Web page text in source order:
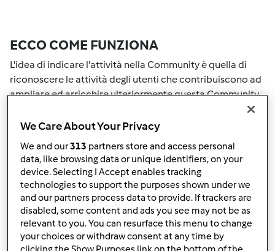
ECCO COME FUNZIONA
L'idea di indicare l'attività nella Community è quella di
riconoscere le attività degli utenti che contribuiscono ad
ampliare ed arricchire ulteriormente questa Community.
ricompensate con dei punti. Con il raggiungimento di
successivo. Il numero all'interno del grembiule accanto al
tuo nome Utente indicherà il tuo grado attuale.
COME PUOI OTTENERE PUNTI PER LA
TUA ATTIVITA'
Eseguendo una delle azioni elencate di seguito è possibile
We Care About Your Privacy
We and our313 partners store and access personal
data, like browsing data or unique identifiers, on your
device. Selecting I Accept enables tracking
technologies to support the purposes shown under we
and our partners process data to provide. If trackers are
disabled, some content and ads you see may not be as
relevant to you. You can resurface this menu to change
your choices or withdraw consent at any time by